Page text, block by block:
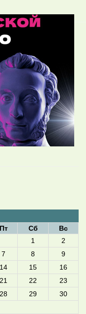
Пт Сб
Вс
1
2
7 8
9
14 15
16
21 22
23
28 29
30